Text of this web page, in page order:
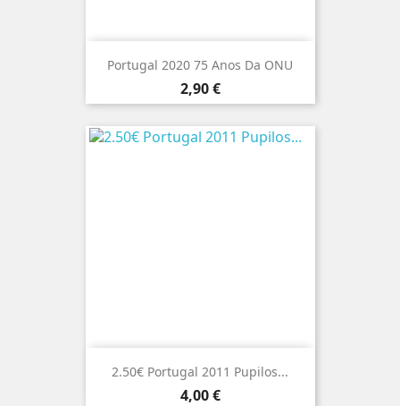
Portugal 2020 75 Anos Da ONU
Preço
2,90 €
2.50€ Portugal 2011 Pupilos...
Preço
4,00 €